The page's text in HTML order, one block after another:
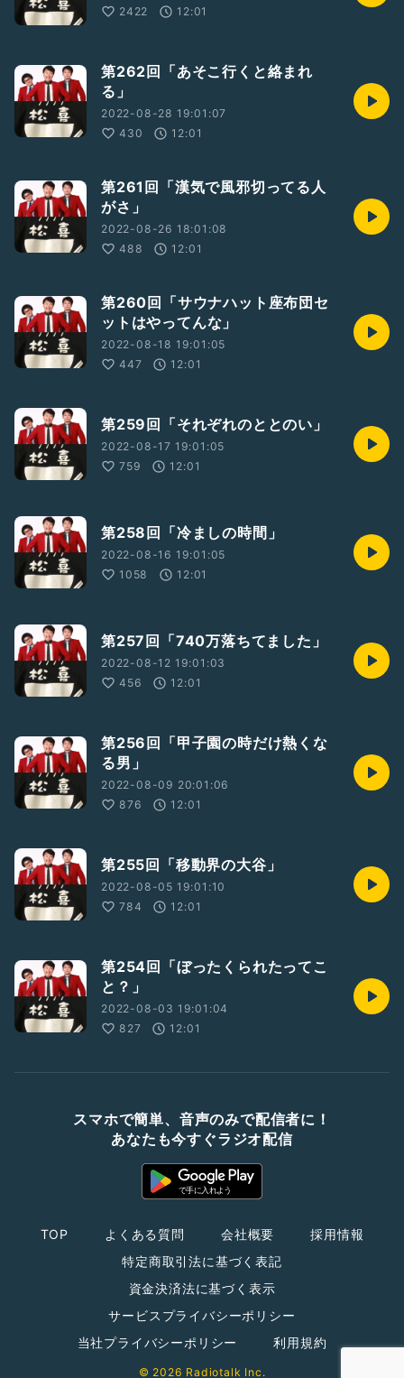
2422
12:01
第262回「あそこ行くと絡まれ
る」
2022-08-28 19:01:07
430
12:01
第261回「漢気で風邪切ってる人
がさ」
2022-08-26 18:01:08
488
12:01
第260回「サウナハット座布団セ
ットはやってんな」
2022-08-18 19:01:05
447
12:01
第259回「それぞれのととのい」
2022-08-17 19:01:05
759
12:01
第258回「冷ましの時間」
2022-08-16 19:01:05
1058
12:01
第257回「740万落ちてました」
2022-08-12 19:01:03
456
12:01
第256回「甲子園の時だけ熱くな
る男」
2022-08-09 20:01:06
876
12:01
第255回「移動界の大谷」
2022-08-05 19:01:10
784
12:01
第254回「ぼったくられたってこ
と？」
2022-08-03 19:01:04
827
12:01
スマホで簡単、音声のみで配信者に！
あなたも今すぐラジオ配信
TOP よくある質問 会社概要
採用情報
特定商取引法に基づく表記
資金決済法に基づく表示
サービスプライバシーポリシー
当社プライバシーポリシー
利用規約
© 2026 Radiotalk Inc.